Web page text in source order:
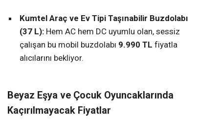
Kumtel Araç ve Ev Tipi Taşınabilir Buzdolabı
(37 L): Hem AC hem DC uyumlu olan, sessiz
çalışan bu mobil buzdolabı 9.990 TL fiyatla
alıcılarını bekliyor.
Beyaz Eşya ve Çocuk Oyuncaklarında
Kaçırılmayacak Fiyatlar